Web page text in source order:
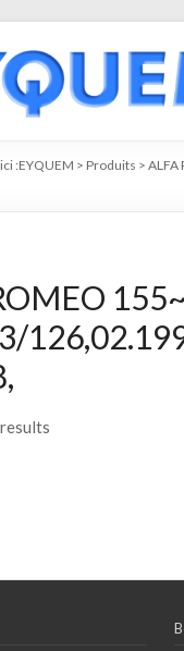
:EYQUEM > Produits > ALFA